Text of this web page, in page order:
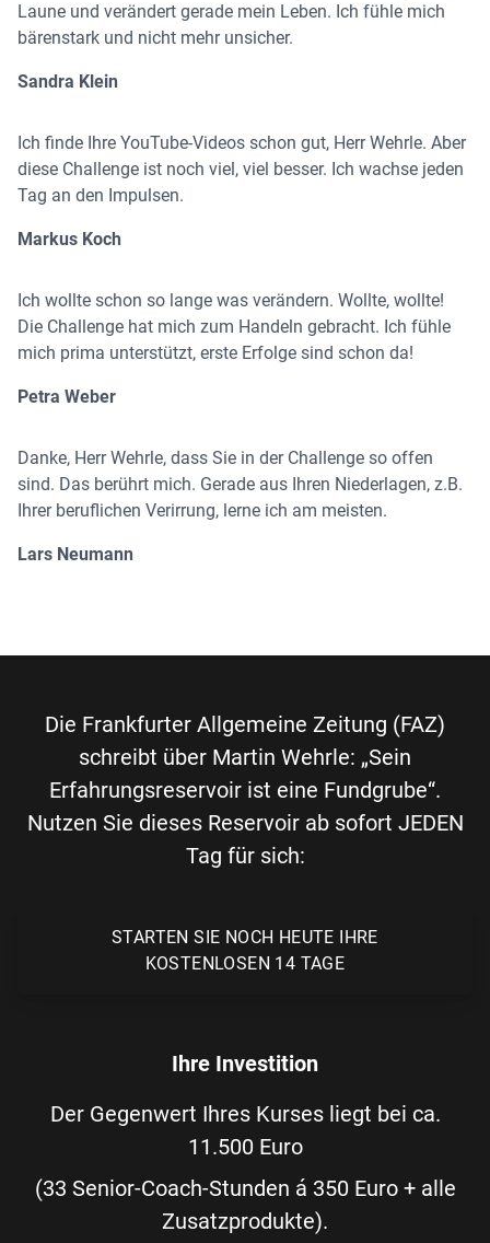
Laune und verändert gerade mein Leben. Ich fühle mich
bärenstark und nicht mehr unsicher.
Sandra Klein
Ich finde Ihre YouTube-Videos schon gut, Herr Wehrle. Aber
diese Challenge ist noch viel, viel besser. Ich wachse jeden
Tag an den Impulsen.
Markus Koch
Ich wollte schon so lange was verändern. Wollte, wollte!
Die Challenge hat mich zum Handeln gebracht. Ich fühle
mich prima unterstützt, erste Erfolge sind schon da!
Petra Weber
Danke, Herr Wehrle, dass Sie in der Challenge so offen
sind. Das berührt mich. Gerade aus Ihren Niederlagen, z.B.
Ihrer beruflichen Verirrung, lerne ich am meisten.
Lars Neumann
Die Frankfurter Allgemeine Zeitung (FAZ)
schreibt über Martin Wehrle: „Sein
Erfahrungsreservoir ist eine Fundgrube“.
Nutzen Sie dieses Reservoir ab sofort JEDEN
Tag für sich:
STARTEN SIE NOCH HEUTE IHRE
KOSTENLOSEN 14 TAGE
Ihre Investition
Der Gegenwert Ihres Kurses liegt bei ca.
11.500 Euro
(33 Senior-Coach-Stunden á 350 Euro + alle
Zusatzprodukte).